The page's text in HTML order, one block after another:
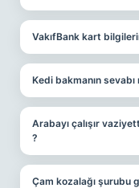
VakıfBank kart
Kedi bakmanın sevabı
Arabayı çalışır
?
Çam kozalağı şurubu